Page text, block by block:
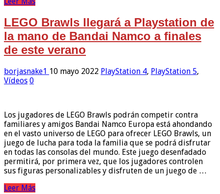
LEGO Brawls llegará a Playstation de
la mano de Bandai Namco a finales
de este verano
borjasnake1 10 mayo 2022 PlayStation 4, PlayStation 5,
Vídeos 0
Los jugadores de LEGO Brawls podrán competir contra
familiares y amigos Bandai Namco Europa está ahondando
en el vasto universo de LEGO para ofrecer LEGO Brawls, un
juego de lucha para toda la familia que se podrá disfrutar
en todas las consolas del mundo. Este juego desenfadado
permitirá, por primera vez, que los jugadores controlen
sus figuras personalizables y disfruten de un juego de …
Leer Más